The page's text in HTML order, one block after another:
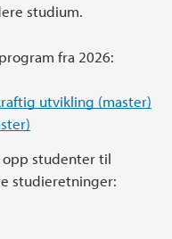
studium.
fra 2026:
utvikling (master)
studenter til
studieretninger: